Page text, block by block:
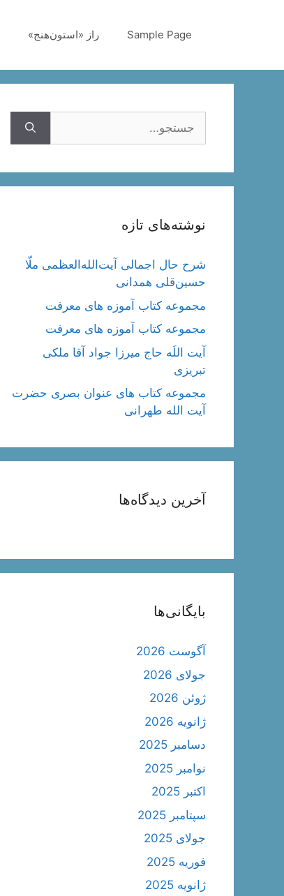
Sample Page راز «استون‌هنج»
نوشته‌های تازه
شرح حال اجمالی آیت‌الله‌العظمی ملّا
حسین‌قلی همدانی
مجموعه کتاب آموزه های معرفت
مجموعه کتاب آموزه های معرفت
آیت اللَه حاج میرزا جواد آقا ملکی
تبریزی
مجموعه کتاب های عنوان بصری حضرت
آیت الله طهرانی
آخرین دیدگاه‌ها
بایگانی‌ها
آگوست 2026
جولای 2026
ژوئن 2026
ژانویه 2026
دسامبر 2025
نوامبر 2025
اکتبر 2025
سپتامبر 2025
جولای 2025
فوریه 2025
ژانویه 2025